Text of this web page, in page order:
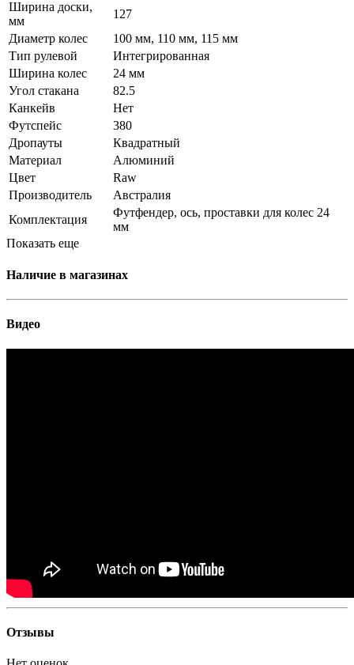
Ширина доски,
мм
127
Диаметр колес
100 мм, 110 мм, 115 мм
Тип рулевой
Интегрированная
Ширина колес
24 мм
Угол стакана
82.5
Канкейв
Нет
Футспейс
380
Дропауты
Квадратный
Материал
Алюминий
Цвет
Raw
Производитель
Австралия
Комплектация
Футфендер, ось, проставки для колес 24
мм
Показать еще
Наличие в магазинах
Видео
Отзывы